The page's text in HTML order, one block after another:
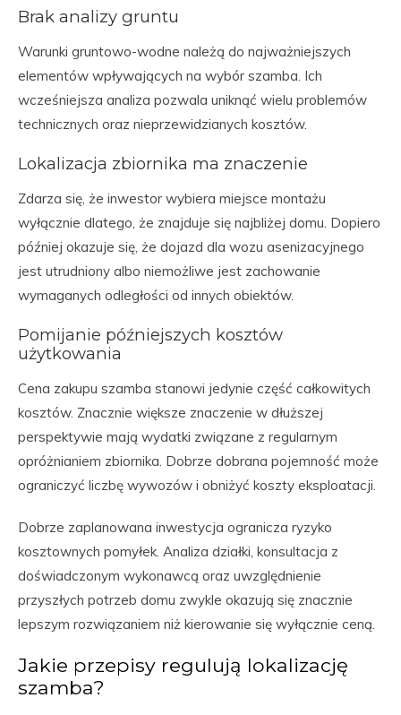
Brak analizy gruntu
Warunki gruntowo-wodne należą do najważniejszych
elementów wpływających na wybór szamba. Ich
wcześniejsza analiza pozwala uniknąć wielu problemów
technicznych oraz nieprzewidzianych kosztów.
Lokalizacja zbiornika ma znaczenie
Zdarza się, że inwestor wybiera miejsce montażu
wyłącznie dlatego, że znajduje się najbliżej domu. Dopiero
później okazuje się, że dojazd dla wozu asenizacyjnego
jest utrudniony albo niemożliwe jest zachowanie
wymaganych odległości od innych obiektów.
Pomijanie późniejszych kosztów
użytkowania
Cena zakupu szamba stanowi jedynie część całkowitych
kosztów. Znacznie większe znaczenie w dłuższej
perspektywie mają wydatki związane z regularnym
opróżnianiem zbiornika. Dobrze dobrana pojemność może
ograniczyć liczbę wywozów i obniżyć koszty eksploatacji.
Dobrze zaplanowana inwestycja ogranicza ryzyko
kosztownych pomyłek. Analiza działki, konsultacja z
doświadczonym wykonawcą oraz uwzględnienie
przyszłych potrzeb domu zwykle okazują się znacznie
lepszym rozwiązaniem niż kierowanie się wyłącznie ceną.
Jakie przepisy regulują lokalizację
szamba?